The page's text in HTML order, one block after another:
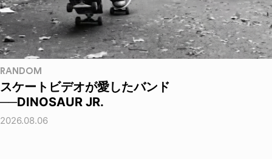
RANDOM
スケートビデオが愛したバンド
──DINOSAUR JR.
2026.08.06